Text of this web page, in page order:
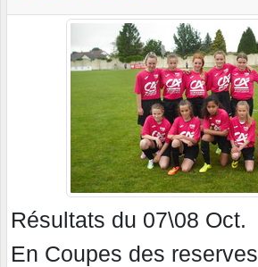
Résultats du 07\08 Oct.
En Coupes des reserves